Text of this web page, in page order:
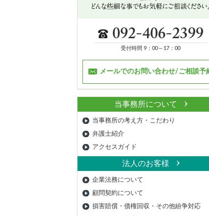
受付時間 9：00～17：00
メールでのお問い合わせ/ご相談予
当事務所について
当事務所の考え方・こだわり
弁護士紹介
アクセスガイド
法人のお客様
企業法務について
顧問契約について
損害賠償・債権回収・その他紛争対応